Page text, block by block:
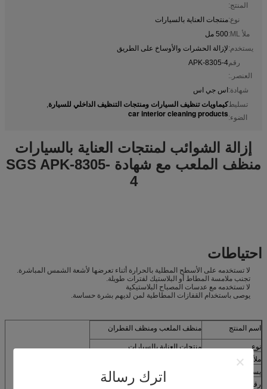
اترك رسالة
المنتج:
نوع:منتجات العناية بالسيارات
ملأ ML:
500 مل
يستخدم:لإزالة الحشرات والأوساخ على الطريق
رقم
العنصر.:
APK-8305-4
شهادة:اس جي اس
تسليط
الضوء:
كيماويات تنظيف السيارات ومنتجات التنظيف الداخلي للسيارة,
car interior cleaning products
إزالة الشوائب لمنتجات العناية بالسيارات
منظف الملعب مع شهادة SGS APK-8305-
4
احتياطات
لا تستخدمه على الأسطح المطلية بالحرارة أثناء تعرضها لأشعة الشمس المباشرة.
تجنب ملامسة المطاط أو البلاستيك لفترات طويلة.
لا تستخدمه مع عدسات المصباح البلاستيكية
يوصى باستخدام القفازات المطاطية لمن لديهم بشرة حساسة.
اسم المنتج منظف ​​الملعب ومنظف القطران
نوع
منتجات العناية بالسيارات
ملأ ML
يستخدم
لإزالة الحشرات والأوساخ على الطريق
رقم الصنف.
APK-8305-4